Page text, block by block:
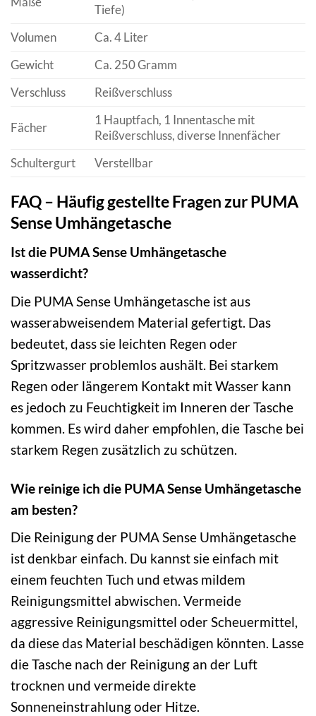
Tiefe)
Volumen
Ca. 4 Liter
Gewicht
Ca. 250 Gramm
Verschluss
Reißverschluss
Fächer
1 Hauptfach, 1 Innentasche mit
Reißverschluss, diverse Innenfächer
Schultergurt
Verstellbar
FAQ – Häufig gestellte Fragen zur PUMA
Sense Umhängetasche
Ist die PUMA Sense Umhängetasche
wasserdicht?
Die PUMA Sense Umhängetasche ist aus
wasserabweisendem Material gefertigt. Das
bedeutet, dass sie leichten Regen oder
Spritzwasser problemlos aushält. Bei starkem
Regen oder längerem Kontakt mit Wasser kann
es jedoch zu Feuchtigkeit im Inneren der Tasche
kommen. Es wird daher empfohlen, die Tasche bei
starkem Regen zusätzlich zu schützen.
Wie reinige ich die PUMA Sense Umhängetasche
am besten?
Die Reinigung der PUMA Sense Umhängetasche
ist denkbar einfach. Du kannst sie einfach mit
einem feuchten Tuch und etwas mildem
Reinigungsmittel abwischen. Vermeide
aggressive Reinigungsmittel oder Scheuermittel,
da diese das Material beschädigen könnten. Lasse
die Tasche nach der Reinigung an der Luft
trocknen und vermeide direkte
Sonneneinstrahlung oder Hitze.